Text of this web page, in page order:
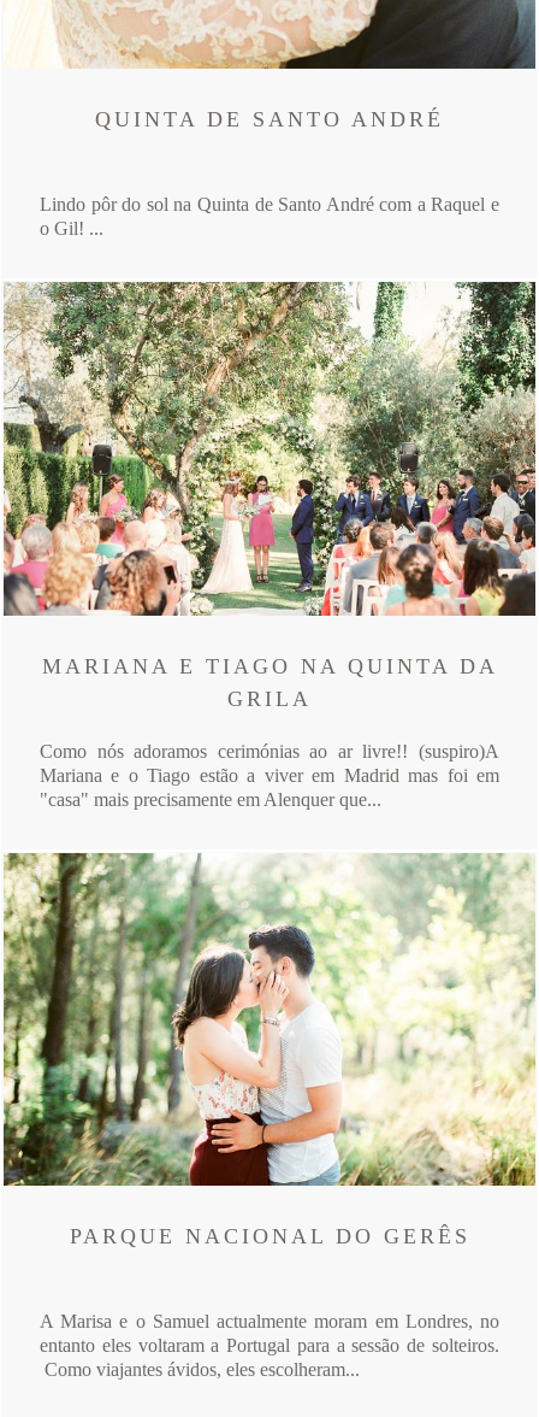
QUINTA DE SANTO ANDRÉ
Lindo pôr do sol na Quinta de Santo André com a Raquel e
o Gil! ...
MARIANA E TIAGO NA QUINTA DA
GRILA
Como nós adoramos cerimónias ao ar livre!! (suspiro)A
Mariana e o Tiago estão a viver em Madrid mas foi em
"casa" mais precisamente em Alenquer que...
PARQUE NACIONAL DO GERÊS
A Marisa e o Samuel actualmente moram em Londres, no
entanto eles voltaram a Portugal para a sessão de solteiros.
Como viajantes ávidos, eles escolheram...